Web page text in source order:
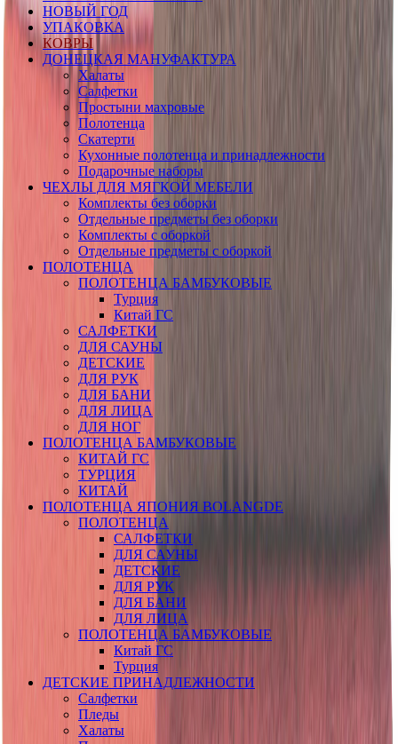
НОВЫЙ ГОД
УПАКОВКА
КОВРЫ
ДОНЕЦКАЯ МАНУФАКТУРА
Халаты
Салфетки
Простыни махровые
Полотенца
Скатерти
Кухонные полотенца и принадлежности
Подарочные наборы
ЧЕХЛЫ ДЛЯ МЯГКОЙ МЕБЕЛИ
Комплекты без оборки
Отдельные предметы без оборки
Комплекты с оборкой
Отдельные предметы с оборкой
ПОЛОТЕНЦА
ПОЛОТЕНЦА БАМБУКОВЫЕ
Турция
Китай ГС
САЛФЕТКИ
ДЛЯ САУНЫ
ДЕТСКИЕ
ДЛЯ РУК
ДЛЯ БАНИ
ДЛЯ ЛИЦА
ДЛЯ НОГ
ПОЛОТЕНЦА БАМБУКОВЫЕ
КИТАЙ ГС
ТУРЦИЯ
КИТАЙ
ПОЛОТЕНЦА ЯПОНИЯ BOLANGDE
ПОЛОТЕНЦА
САЛФЕТКИ
ДЛЯ САУНЫ
ДЕТСКИЕ
ДЛЯ РУК
ДЛЯ БАНИ
ДЛЯ ЛИЦА
ПОЛОТЕНЦА БАМБУКОВЫЕ
Китай ГС
Турция
ДЕТСКИЕ ПРИНАДЛЕЖНОСТИ
Салфетки
Пледы
Халаты